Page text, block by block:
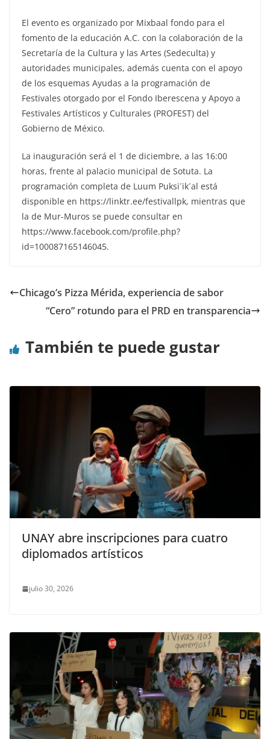
El evento es organizado por Mixbaal fondo para el
fomento de la educación A.C. con la colaboración de la
Secretaría de la Cultura y las Artes (Sedeculta) y
autoridades municipales, además cuenta con el apoyo
de los esquemas Ayudas a la programación de
Festivales otorgado por el Fondo Iberescena y Apoyo a
Festivales Artísticos y Culturales (PROFEST) del
Gobierno de México.
La inauguración será el 1 de diciembre, a las 16:00
horas, frente al palacio municipal de Sotuta. La
programación completa de Luum Puksi´ik´al está
disponible en https://linktr.ee/festivallpk, mientras que
la de Mur-Muros se puede consultar en
https://www.facebook.com/profile.php?
id=100087165146045.
Chicago’s Pizza Mérida, experiencia de sabor
“Cero” rotundo para el PRD en transparencia
También te puede gustar
UNAY abre inscripciones para cuatro
diplomados artísticos
julio 30, 2026